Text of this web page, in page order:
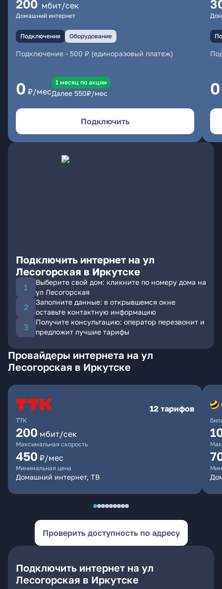
200 мбит/сек
Домашний интернет
Подключение Оборудование
Подключение - 500 ₽ (единоразовый платеж)
0 ₽/мес
1 месяц по акции
Далее 550₽/мес
Подключить
0
Подключить интернет на ул
Лесогорская в Иркутске
Выберите свой дом: кликните по номеру дома на
ул Лесогорская
Заполните данные: в открывшемся окне
оставьте контактную информацию
Получите консультацию: оператор перезвонит и
предложит лучшие тарифы
Провайдеры интернета на ул
Лесогорская в Иркутске
ТТК
12 тарифов
200 мбит/сек
Максимальная скорость
450 ₽/мес
Минимальная цена
Домашний интернет, ТВ
Проверить доступность по адресу
Подключить интернет на ул
Лесогорская в Иркутске